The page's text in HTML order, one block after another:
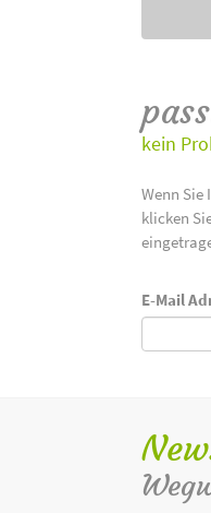
kein
Wenn Sie
klicken
E-Mail